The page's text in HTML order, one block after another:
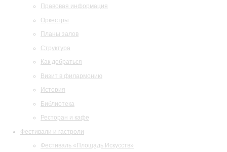
Правовая информация
Оркестры
Планы залов
Структура
Как добраться
Визит в филармонию
История
Библиотека
Ресторан и кафе
Фестивали и гастроли
Фестиваль «Площадь Искусств»